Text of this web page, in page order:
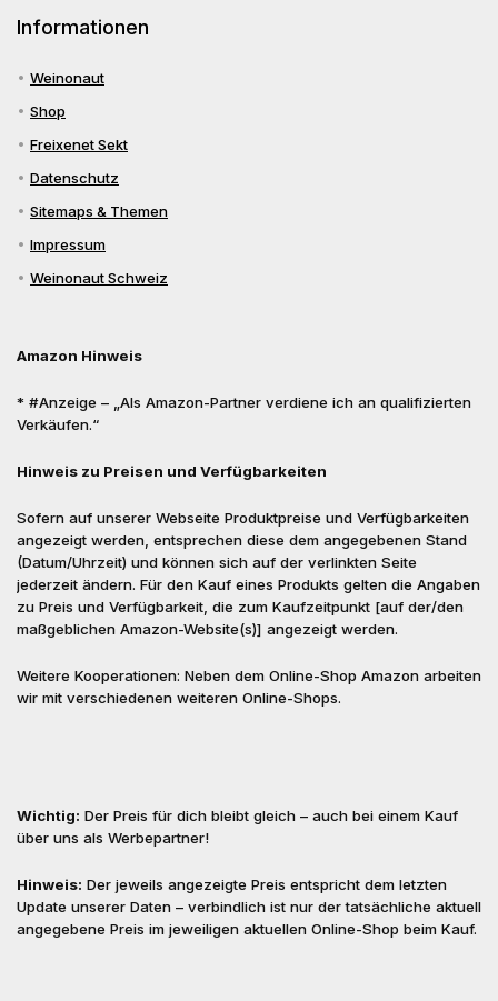
Informationen
Weinonaut
Shop
Freixenet Sekt
Datenschutz
Sitemaps & Themen
Impressum
Weinonaut Schweiz
Amazon Hinweis
* #Anzeige – „Als Amazon-Partner verdiene ich an qualifizierten
Verkäufen.“
Hinweis zu Preisen und Verfügbarkeiten
Sofern auf unserer Webseite Produktpreise und Verfügbarkeiten
angezeigt werden, entsprechen diese dem angegebenen Stand
(Datum/Uhrzeit) und können sich auf der verlinkten Seite
jederzeit ändern. Für den Kauf eines Produkts gelten die Angaben
zu Preis und Verfügbarkeit, die zum Kaufzeitpunkt [auf der/den
maßgeblichen Amazon-Website(s)] angezeigt werden.
Weitere Kooperationen: Neben dem Online-Shop Amazon arbeiten
wir mit verschiedenen weiteren Online-Shops.
Wichtig: Der Preis für dich bleibt gleich – auch bei einem Kauf
über uns als Werbepartner!
Hinweis: Der jeweils angezeigte Preis entspricht dem letzten
Update unserer Daten – verbindlich ist nur der tatsächliche aktuell
angegebene Preis im jeweiligen aktuellen Online-Shop beim Kauf.